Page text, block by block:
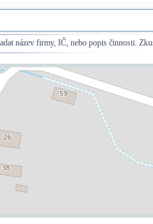
název firmy, IČ, nebo popis činnosti.